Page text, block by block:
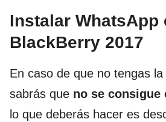
Instalar WhatsApp
BlackBerry 2017
En caso de que no tengas la
sabrás que no se consigue
lo que deberás hacer es